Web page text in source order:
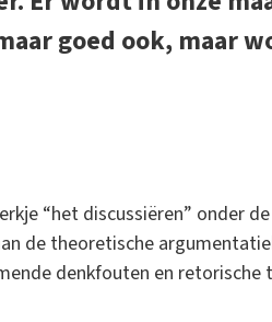
goed ook, maar
“het discussiëren” onder
de theoretische
denkfouten en retorische